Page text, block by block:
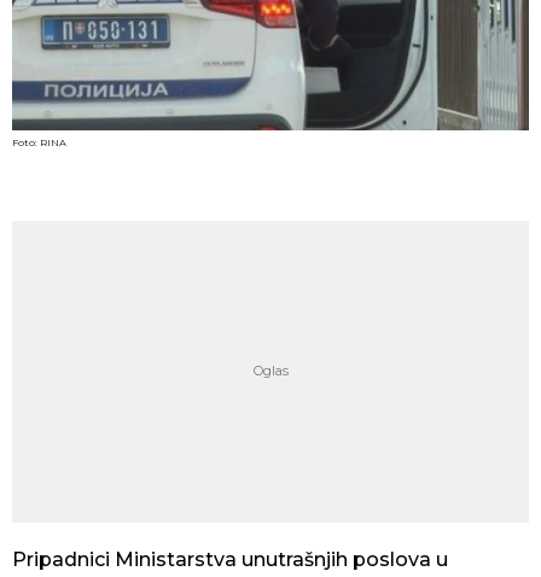
Foto: RINA
Pripadnici Ministarstva unutrašnjih poslova u